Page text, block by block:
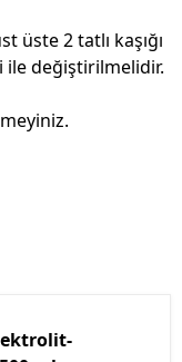
üste 2 tatlı kaşığı
ile değiştirilmelidir.